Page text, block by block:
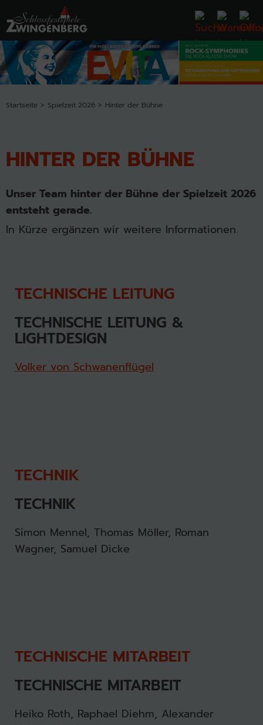
Startseite Spielzeit 2026 Hinter der Bühne
HINTER DER BÜHNE
Unser Team hinter der Bühne der Spielzeit 2026
entsteht gerade.
In Kürze ergänzen wir weitere Informationen.
TECHNISCHE LEITUNG
TECHNISCHE LEITUNG &
LIGHTDESIGN
Volker von Schwanenflügel
TECHNIK
TECHNIK
Simon Mennel, Thomas Möller, Roman
Wagner, Samuel Dicke
TECHNISCHE MITARBEIT
TECHNISCHE MITARBEIT
Heiko Roth, Raphael Diehm, Alexander